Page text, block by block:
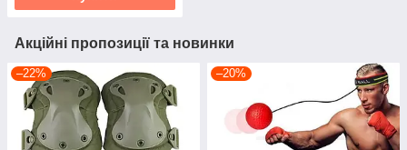
Акційні пропозиції та новинки
–22% –20%